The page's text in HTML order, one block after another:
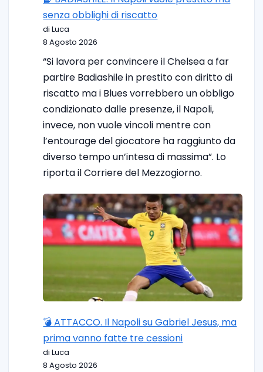
senza obblighi di riscatto
di Luca
8 Agosto 2026
“Si lavora per convincere il Chelsea a far
partire Badiashile in prestito con diritto di
riscatto ma i Blues vorrebbero un obbligo
condizionato dalle presenze, il Napoli,
invece, non vuole vincoli mentre con
l’entourage del giocatore ha raggiunto da
diverso tempo un’intesa di massima”. Lo
riporta il Corriere del Mezzogiorno.
💣 ATTACCO. Il Napoli su Gabriel Jesus, ma
prima vanno fatte tre cessioni
di Luca
8 Agosto 2026